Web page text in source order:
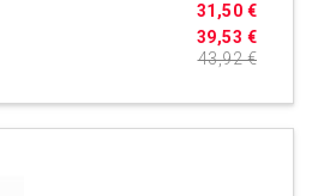
39,53 €
31,50 €
43,92 €